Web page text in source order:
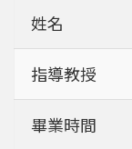
姓名
指導教授
畢業時間